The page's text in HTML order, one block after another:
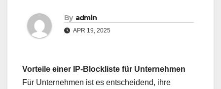
By admin
APR 19, 2025
Vorteile einer IP-Blockliste für Unternehmen
Für Unternehmen ist es entscheidend, ihre